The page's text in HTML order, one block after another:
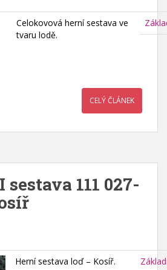
Celokovová herní sestava ve
tvaru lodě.
CELÝ ČLÁNEK
111 027-
Herní sestava loď – Kosíř.